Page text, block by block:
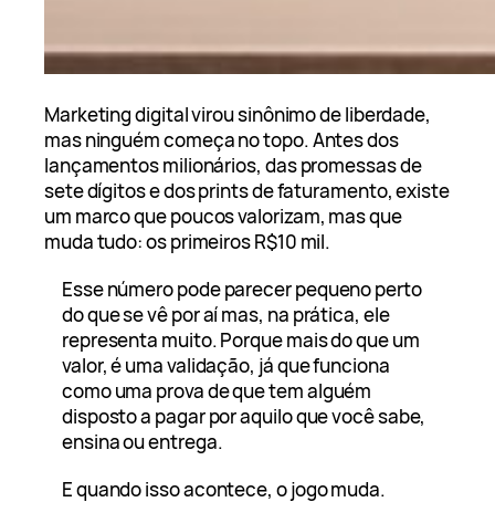
Marketing digital virou sinônimo de liberdade,
mas ninguém começa no topo. Antes dos
lançamentos milionários, das promessas de
sete dígitos e dos prints de faturamento, existe
um marco que poucos valorizam, mas que
muda tudo: os primeiros R$10 mil.
Esse número pode parecer pequeno perto
do que se vê por aí mas, na prática, ele
representa muito. Porque mais do que um
valor, é uma validação, já que funciona
como uma prova de que tem alguém
disposto a pagar por aquilo que você sabe,
ensina ou entrega.
E quando isso acontece, o jogo muda.